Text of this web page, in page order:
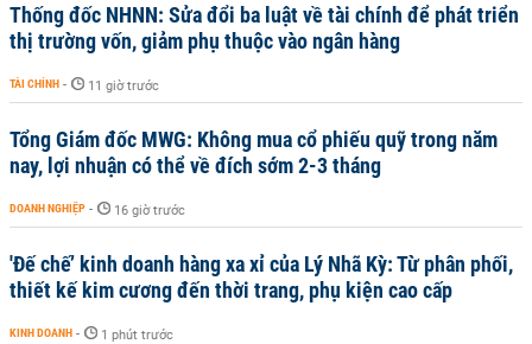
Thống đốc NHNN: Sửa đổi ba luật về tài chính để phát triển
thị trường vốn, giảm phụ thuộc vào ngân hàng
TÀI CHÍNH - 11 giờ trước
Tổng Giám đốc MWG: Không mua cổ phiếu quỹ trong năm
nay, lợi nhuận có thể về đích sớm 2-3 tháng
DOANH NGHIỆP - 16 giờ trước
'Đế chế’ kinh doanh hàng xa xỉ của Lý Nhã Kỳ: Từ phân phối,
thiết kế kim cương đến thời trang, phụ kiện cao cấp
KINH DOANH - 1 phút trước